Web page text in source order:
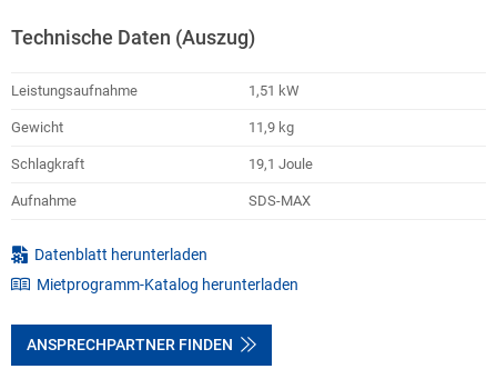
Technische Daten (Auszug)
Leistungsaufnahme 1,51 kW
Gewicht 11,9 kg
Schlagkraft 19,1 Joule
Aufnahme SDS-MAX
Datenblatt herunterladen
Mietprogramm-Katalog herunterladen
ANSPRECHPARTNER FINDEN